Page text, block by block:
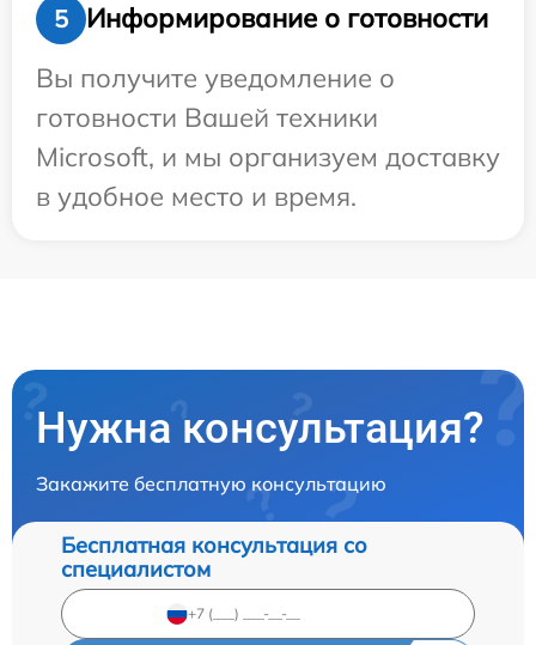
5
Информирование о готовности
Вы получите уведомление о
готовности Вашей техники
Microsoft, и мы организуем доставку
в удобное место и время.
Нужна консультация?
Закажите бесплатную консультацию
Бесплатная консультация со
специалистом